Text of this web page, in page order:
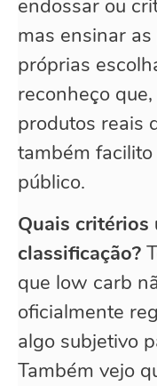
endossar ou
mas ensinar
próprias
reconheço
produtos reais
também
público.
Quais critérios
classificação?
que low carb
oficialmente
algo subjetivo
Também vejo